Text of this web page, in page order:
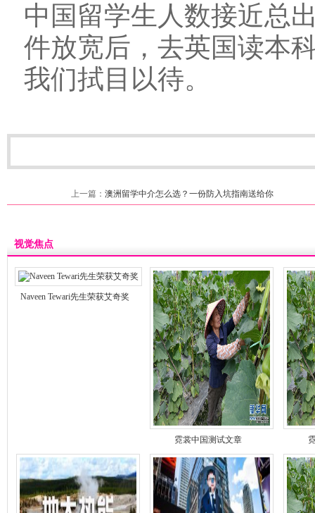
中国留学生人数接近总
件放宽后，去英国读本
我们拭目以待。
上一篇： 澳洲留学中介怎么选？一份防入坑指南送给你
视觉焦点
Naveen Tewari先生荣获艾奇奖
霓裳中国测试文章